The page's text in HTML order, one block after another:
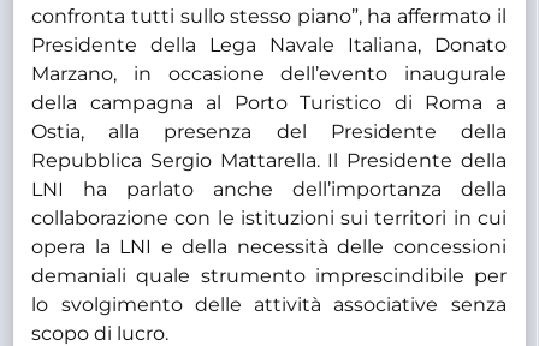
confronta tutti sullo stesso piano”, ha affermato il
Presidente della Lega Navale Italiana, Donato
Marzano, in occasione dell’evento inaugurale
della campagna al Porto Turistico di Roma a
Ostia, alla presenza del Presidente della
Repubblica Sergio Mattarella. Il Presidente della
LNI ha parlato anche dell’importanza della
collaborazione con le istituzioni sui territori in cui
opera la LNI e della necessità delle concessioni
demaniali quale strumento imprescindibile per
lo svolgimento delle attività associative senza
scopo di lucro.